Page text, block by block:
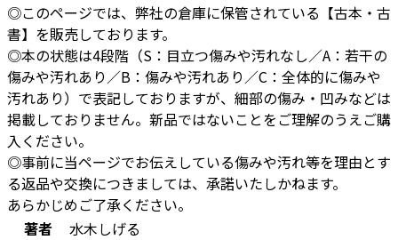
◎このページでは、弊社の倉庫に保管されている【古本・古
書】を販売しております。
◎本の状態は4段階（S：目立つ傷みや汚れなし／A：若干の
傷みや汚れあり／B：傷みや汚れあり／C：全体的に傷みや
汚れあり）で表記しておりますが、細部の傷み・凹みなどは
掲載しておりません。新品ではないことをご理解のうえご購
入ください。
◎事前に当ページでお伝えしている傷みや汚れ等を理由とす
る返品や交換につきましては、承諾いたしかねます。
あらかじめご了承ください。
著者
水木しげる